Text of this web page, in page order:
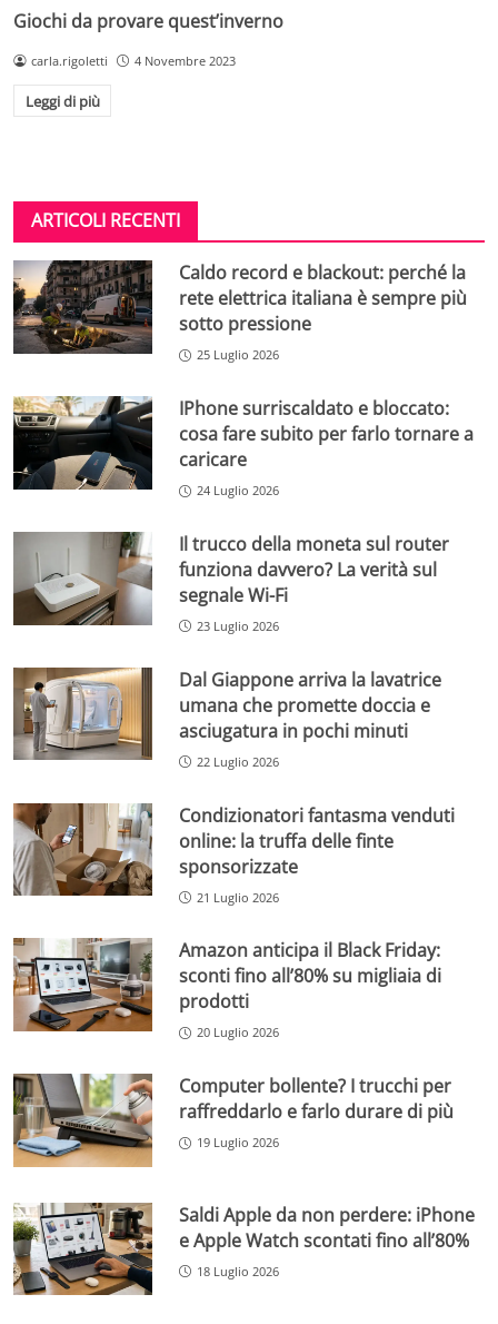
Giochi da provare quest’inverno
carla.rigoletti 4 Novembre 2023
Leggi di più
ARTICOLI RECENTI
Caldo record e blackout: perché la
rete elettrica italiana è sempre più
sotto pressione
25 Luglio 2026
IPhone surriscaldato e bloccato:
cosa fare subito per farlo tornare a
caricare
24 Luglio 2026
Il trucco della moneta sul router
funziona davvero? La verità sul
segnale Wi-Fi
23 Luglio 2026
Dal Giappone arriva la lavatrice
umana che promette doccia e
asciugatura in pochi minuti
22 Luglio 2026
Condizionatori fantasma venduti
online: la truffa delle finte
sponsorizzate
21 Luglio 2026
Amazon anticipa il Black Friday:
sconti fino all’80% su migliaia di
prodotti
20 Luglio 2026
Computer bollente? I trucchi per
raffreddarlo e farlo durare di più
19 Luglio 2026
Saldi Apple da non perdere: iPhone
e Apple Watch scontati fino all’80%
18 Luglio 2026